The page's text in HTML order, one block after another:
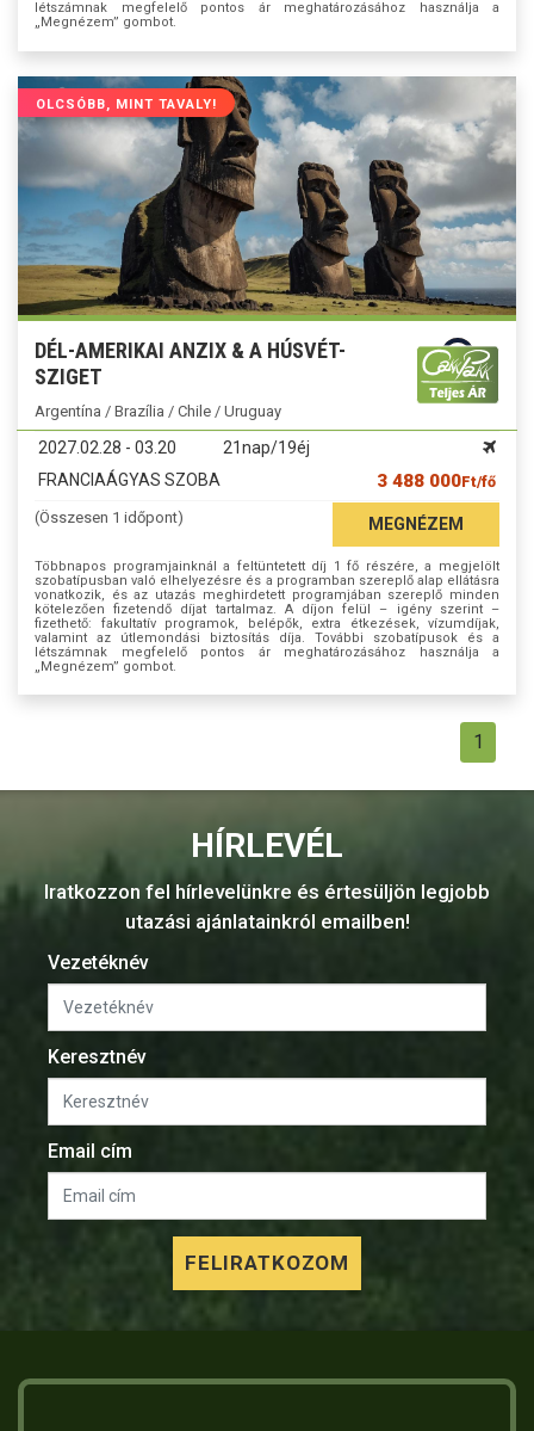
létszámnak megfelelő pontos ár meghatározásához használja a
„Megnézem” gombot.
OLCSÓBB, MINT TAVALY!
DÉL-AMERIKAI ANZIX & A HÚSVÉT-
SZIGET
Argentína / Brazília / Chile / Uruguay
2027.02.28 - 03.20
21nap/19éj
FRANCIAÁGYAS SZOBA
3 488 000Ft/fő
(Összesen 1 időpont) MEGNÉZEM
Többnapos programjainknál a feltüntetett díj 1 fő részére, a megjelölt
szobatípusban való elhelyezésre és a programban szereplő alap ellátásra
vonatkozik, és az utazás meghirdetett programjában szereplő minden
kötelezően fizetendő díjat tartalmaz. A díjon felül – igény szerint –
fizethető: fakultatív programok, belépők, extra étkezések, vízumdíjak,
valamint az útlemondási biztosítás díja. További szobatípusok és a
létszámnak megfelelő pontos ár meghatározásához használja a
„Megnézem” gombot.
1
HÍRLEVÉL
Iratkozzon fel hírlevelünkre és értesüljön legjobb
utazási ajánlatainkról emailben!
Vezetéknév
Keresztnév
Email cím